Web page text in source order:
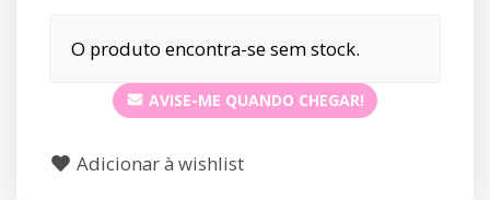
O produto encontra-se sem stock.
AVISE-ME QUANDO CHEGAR!
Adicionar à wishlist